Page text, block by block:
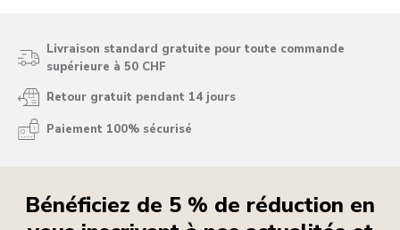
Livraison standard gratuite pour toute commande
supérieure à 50 CHF
Retour gratuit pendant 14 jours
Paiement 100% sécurisé
Bénéficiez de 5 % de réduction en